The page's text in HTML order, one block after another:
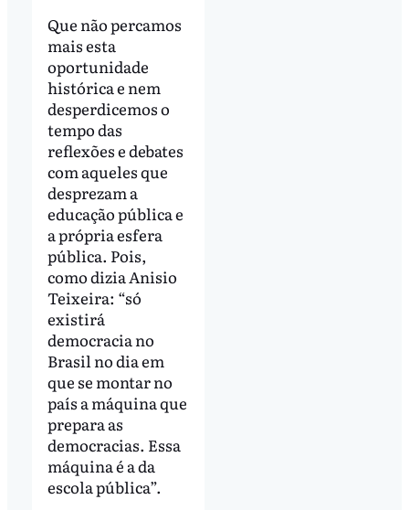
Que não percamos
mais esta
oportunidade
histórica e nem
desperdicemos o
tempo das
reflexões e debates
com aqueles que
desprezam a
educação pública e
a própria esfera
pública. Pois,
como dizia Anisio
Teixeira: “só
existirá
democracia no
Brasil no dia em
que se montar no
país a máquina que
prepara as
democracias. Essa
máquina é a da
escola pública”.